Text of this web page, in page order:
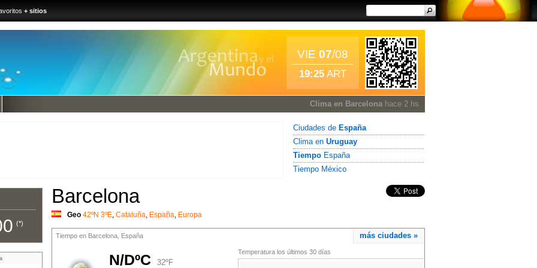
+ sitios
VIE 07/08
19:25 ART
Clima en Barcelona hace 2 hs
Ciudades de España
Clima en Uruguay
Tiempo España
Tiempo México
(*)
Barcelona
Geo 42ºN 3ºE, Cataluña, España, Europa
más ciudades »
Tiempo en Barcelona, España
Temperatura los últimos 30 días
N/DºC 32ºF